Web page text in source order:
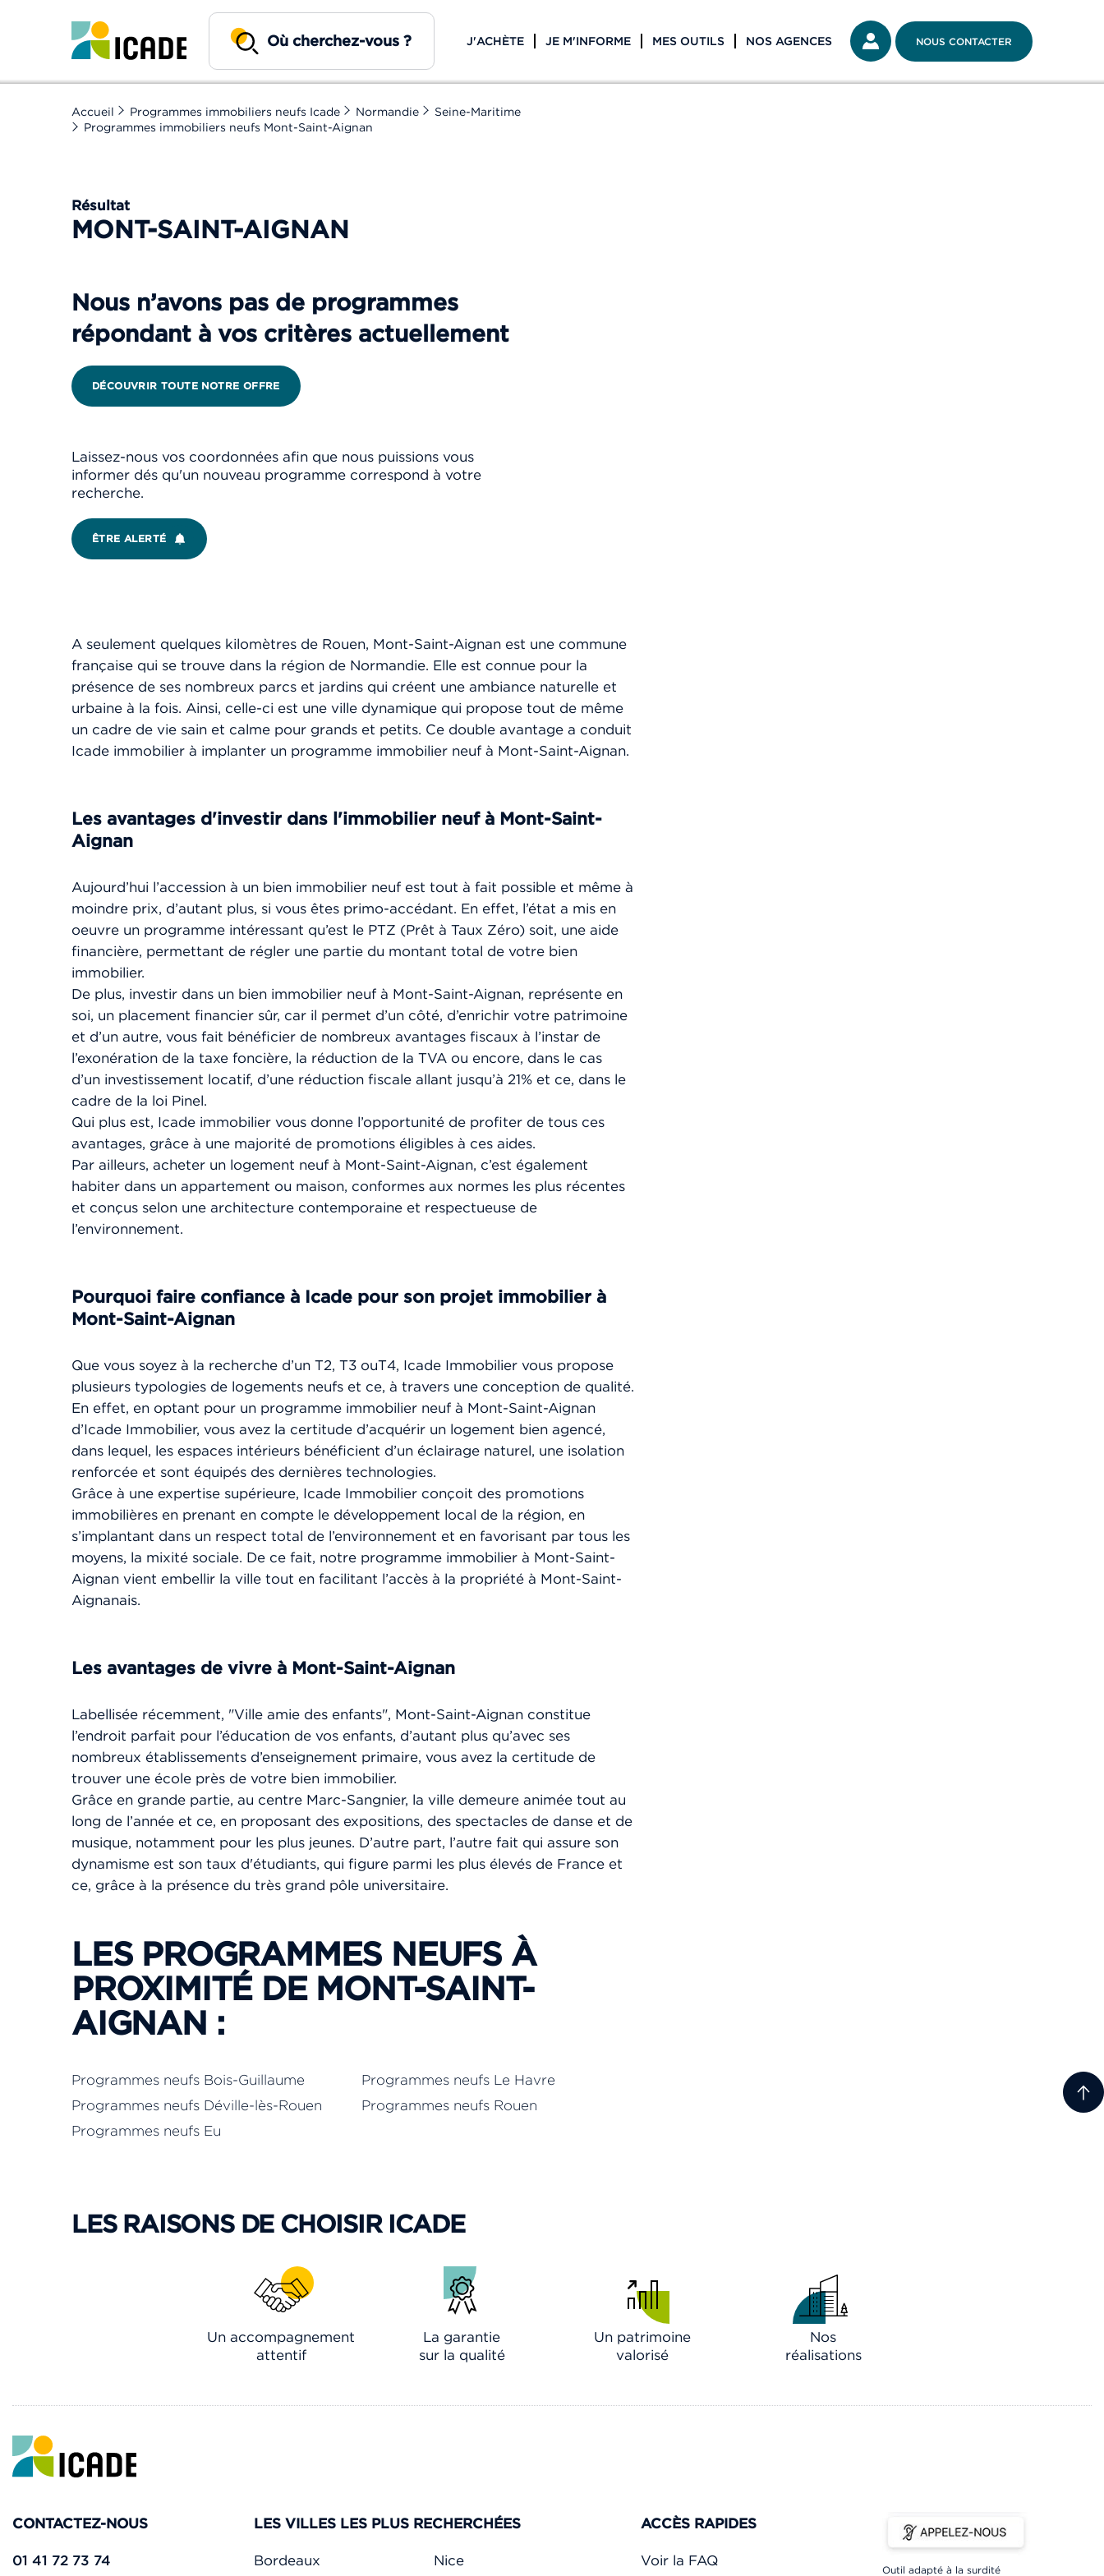
J'ACHÈTE JE M'INFORME MES OUTILS NOS AGENCES NOUS CONTACTER
Accueil Programmes immobiliers neufs Icade Normandie
Seine-Maritime
Programmes immobiliers neufs Mont-Saint-Aignan
Résultat
MONT-SAINT-AIGNAN
Nous n’avons pas de programmes
répondant à vos critères actuellement
DÉCOUVRIR TOUTE NOTRE OFFRE
Laissez-nous vos coordonnées afin que nous puissions vous
informer dés qu'un nouveau programme correspond à votre
recherche.
ÊTRE ALERTÉ
A seulement quelques kilomètres de Rouen, Mont-Saint-Aignan est une commune
française qui se trouve dans la région de Normandie. Elle est connue pour la
présence de ses nombreux parcs et jardins qui créent une ambiance naturelle et
urbaine à la fois. Ainsi, celle-ci est une ville dynamique qui propose tout de même
un cadre de vie sain et calme pour grands et petits. Ce double avantage a conduit
Icade immobilier à implanter un programme immobilier neuf à Mont-Saint-Aignan.
Les avantages d'investir dans l'immobilier neuf à Mont-Saint-
Aignan
Aujourd’hui l’accession à un bien immobilier neuf est tout à fait possible et même à
moindre prix, d’autant plus, si vous êtes primo-accédant. En effet, l’état a mis en
oeuvre un programme intéressant qu’est le PTZ (Prêt à Taux Zéro) soit, une aide
financière, permettant de régler une partie du montant total de votre bien
immobilier.
De plus, investir dans un bien immobilier neuf à Mont-Saint-Aignan, représente en
soi, un placement financier sûr, car il permet d’un côté, d’enrichir votre patrimoine
et d’un autre, vous fait bénéficier de nombreux avantages fiscaux à l’instar de
l’exonération de la taxe foncière, la réduction de la TVA ou encore, dans le cas
d’un investissement locatif, d’une réduction fiscale allant jusqu’à 21% et ce, dans le
cadre de la loi Pinel.
Qui plus est, Icade immobilier vous donne l’opportunité de profiter de tous ces
avantages, grâce à une majorité de promotions éligibles à ces aides.
Par ailleurs, acheter un logement neuf à Mont-Saint-Aignan, c’est également
habiter dans un appartement ou maison, conformes aux normes les plus récentes
et conçus selon une architecture contemporaine et respectueuse de
l’environnement.
Pourquoi faire confiance à Icade pour son projet immobilier à
Mont-Saint-Aignan
Que vous soyez à la recherche d’un T2, T3 ouT4, Icade Immobilier vous propose
plusieurs typologies de logements neufs et ce, à travers une conception de qualité.
En effet, en optant pour un programme immobilier neuf à Mont-Saint-Aignan
d’Icade Immobilier, vous avez la certitude d’acquérir un logement bien agencé,
dans lequel, les espaces intérieurs bénéficient d’un éclairage naturel, une isolation
renforcée et sont équipés des dernières technologies.
Grâce à une expertise supérieure, Icade Immobilier conçoit des promotions
immobilières en prenant en compte le développement local de la région, en
s’implantant dans un respect total de l’environnement et en favorisant par tous les
moyens, la mixité sociale. De ce fait, notre programme immobilier à Mont-Saint-
Aignan vient embellir la ville tout en facilitant l’accès à la propriété à Mont-Saint-
Aignanais.
Les avantages de vivre à Mont-Saint-Aignan
Labellisée récemment, "Ville amie des enfants", Mont-Saint-Aignan constitue
l’endroit parfait pour l’éducation de vos enfants, d’autant plus qu’avec ses
nombreux établissements d’enseignement primaire, vous avez la certitude de
trouver une école près de votre bien immobilier.
Grâce en grande partie, au centre Marc-Sangnier, la ville demeure animée tout au
long de l’année et ce, en proposant des expositions, des spectacles de danse et de
musique, notamment pour les plus jeunes. D’autre part, l’autre fait qui assure son
dynamisme est son taux d'étudiants, qui figure parmi les plus élevés de France et
ce, grâce à la présence du très grand pôle universitaire.
LES PROGRAMMES NEUFS À
PROXIMITÉ DE MONT-SAINT-
AIGNAN :
Programmes neufs Bois-Guillaume
Programmes neufs Déville-lès-Rouen
Programmes neufs Eu
Programmes neufs Le Havre
Programmes neufs Rouen
LES RAISONS DE CHOISIR ICADE
Un accompagnement
attentif
La garantie
sur la qualité
Un patrimoine
valorisé
Nos
réalisations
CONTACTEZ-NOUS
01 41 72 73 74
LES VILLES LES PLUS RECHERCHÉES
Bordeaux Nice
ACCÈS RAPIDES
Voir la FAQ
Outil adapté à la surdité